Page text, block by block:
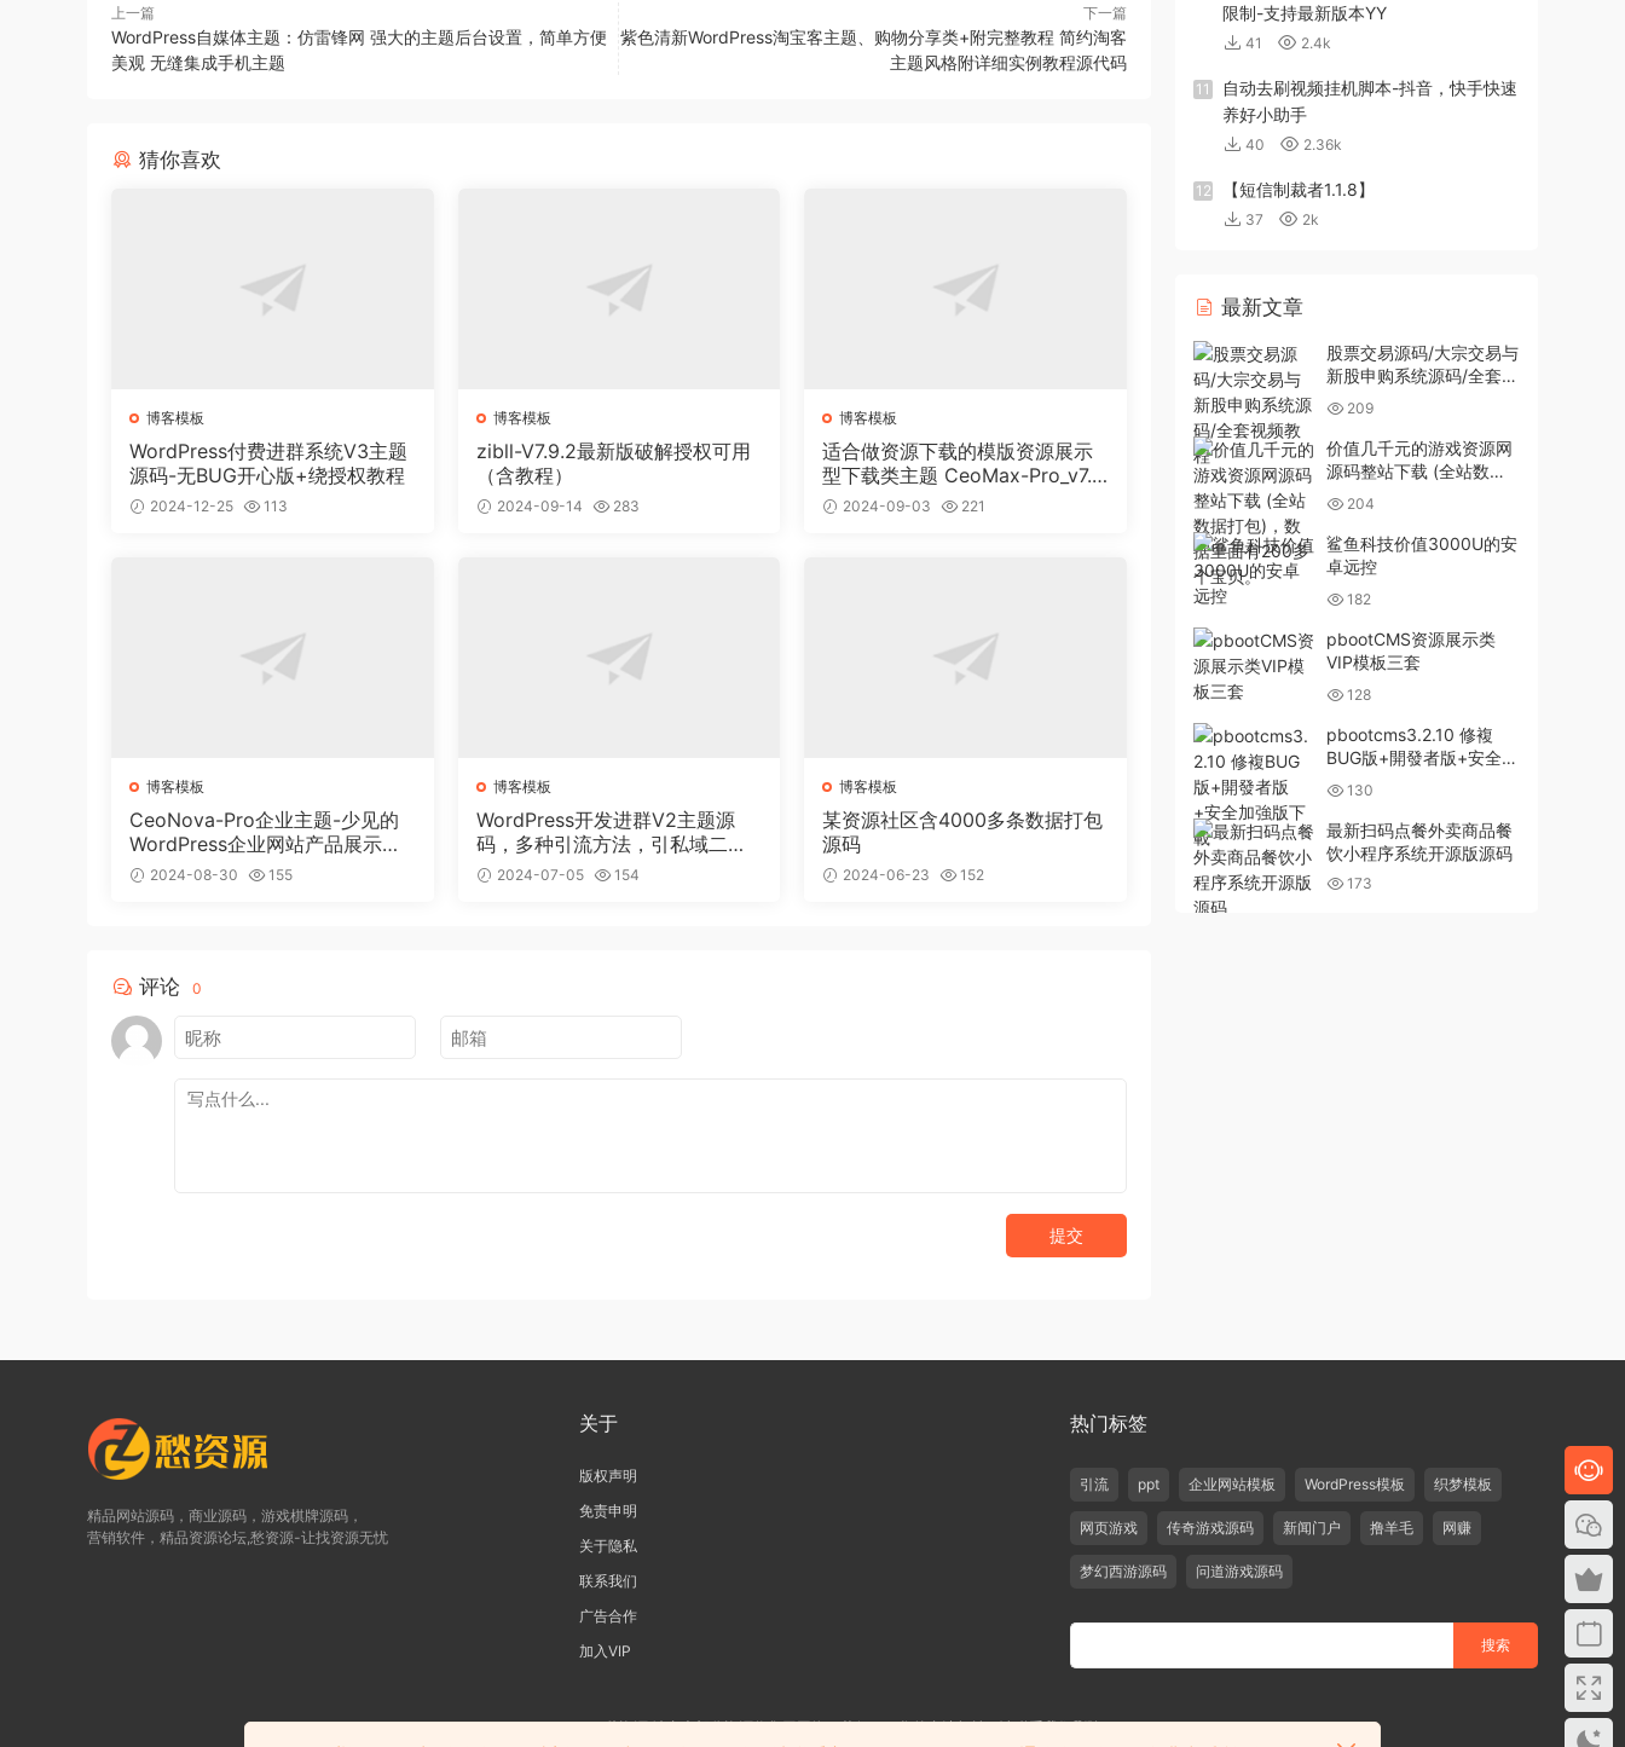
上一篇
WordPress自媒体主题：仿雷锋网 强大的主题后台设置，简单方便
美观 无缝集成手机主题
下一篇
紫色清新WordPress淘宝客主题、购物分享类+附完整教程 简约淘客
主题风格附详细实例教程源代码
猜你喜欢
博客模板
WordPress付费进群系统V3主题
源码-无BUG开心版+绕授权教程
2024-12-25 113
博客模板
zibll-V7.9.2最新版破解授权可用
（含教程）
2024-09-14 283
博客模板
适合做资源下载的模版资源展示
型下载类主题 CeoMax-Pro_v7.6
开心版
2024-09-03 221
博客模板
CeoNova-Pro企业主题-少见的
WordPress企业网站产品展示主
题 2024-08-30 155
博客模板
WordPress开发进群V2主题源
码，多种引流方法，引私域二次
变现2024-07-05 154
博客模板
某资源社区含4000多条数据打包
源码
2024-06-23 152
评论 0
提交
限制-支持最新版本YY
41 2.4k
11
自动去刷视频挂机脚本-抖音，快手快速
养好小助手
40 2.36k
12 【短信制裁者1.1.8】
37 2k
最新文章
股票交易源码/大宗交易与
新股申购系统源码/全套视
频教程
209
价值几千元的游戏资源网
源码整站下载 (全站数据
打包)，数据里面有200多
个宝贝。
204
鲨鱼科技价值3000U的安
卓远控
182
pbootCMS资源展示类
VIP模板三套
128
pbootcms3.2.10 修複
BUG版+開發者版+安全加
強版下載
130
最新扫码点餐外卖商品餐
饮小程序系统开源版源码
173
精品网站源码，商业源码，游戏棋牌源码，
营销软件，精品资源论坛,愁资源-让找资源无忧
关于
版权声明
免责申明
关于隐私
联系我们
广告合作
加入VIP
热门标签
引流 ppt 企业网站模板 WordPress模板 织梦模板
网页游戏 传奇游戏源码 新闻门户 撸羊毛 网赚
梦幻西游源码 问道游戏源码
©2019-2020 愁资源 站内大部分资源收集于网络，若侵犯了您的合法权益，请联系我们删除！